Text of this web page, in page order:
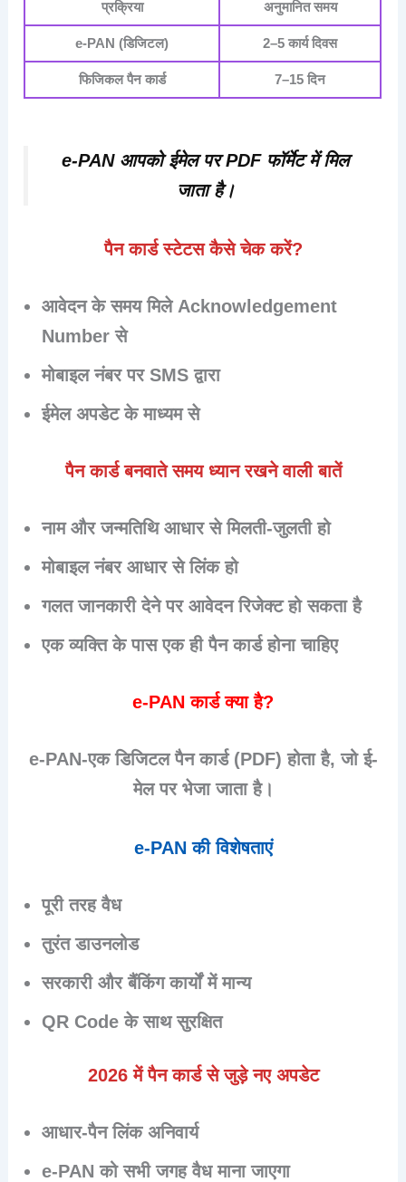
प्रक्रिया अनुमानित समय
e-PAN (डिजिटल) 2–5 कार्य दिवस
फिजिकल पैन कार्ड 7–15 दिन
e-PAN आपकोईमेल पर PDF फॉर्मेटमें मिल
जाता है।
पैन कार्ड स्टेटस कैसे चेक करें?
आवेदन के समय मिले Acknowledgement
Number से
मोबाइल नंबर पर SMS द्वारा
ईमेल अपडेट के माध्यम से
पैन कार्ड बनवाते समय ध्यान रखने वाली बातें
नाम और जन्मतिथिआधार से मिलती-जुलतीहो
मोबाइल नंबर आधार से लिंक हो
गलत जानकारी देने पर आवेदन रिजेक्ट हो सकता है
एक व्यक्ति के पासएक ही पैन कार्डहोना चाहिए
e-PAN कार्ड क्या है?
e-PAN-एकडिजिटल पैन कार्ड (PDF) होता है, जो ई-
मेल पर भेजा जाता है।
e-PAN की विशेषताएं
पूरी तरह वैध
तुरंत डाउनलोड
सरकारी और बैंकिंग कार्यों में मान्य
QR Code के साथ सुरक्षित
2026 में पैन कार्ड से जुड़े नए अपडेट
आधार-पैन लिंक अनिवार्य
e-PAN को सभी जगह वैध माना जाएगा